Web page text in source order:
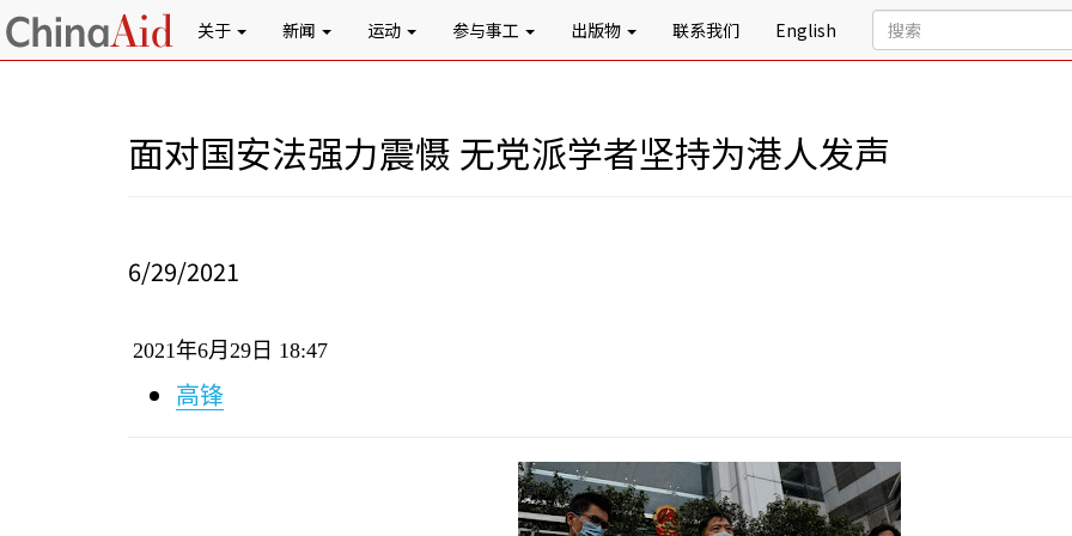
关于 新闻 运动 参与事工 出版物 联系我们 English
面对国安法强力震慑 无党派学者坚持为港人发声
6/29/2021
2021年6月 29 日 18:47
高锋